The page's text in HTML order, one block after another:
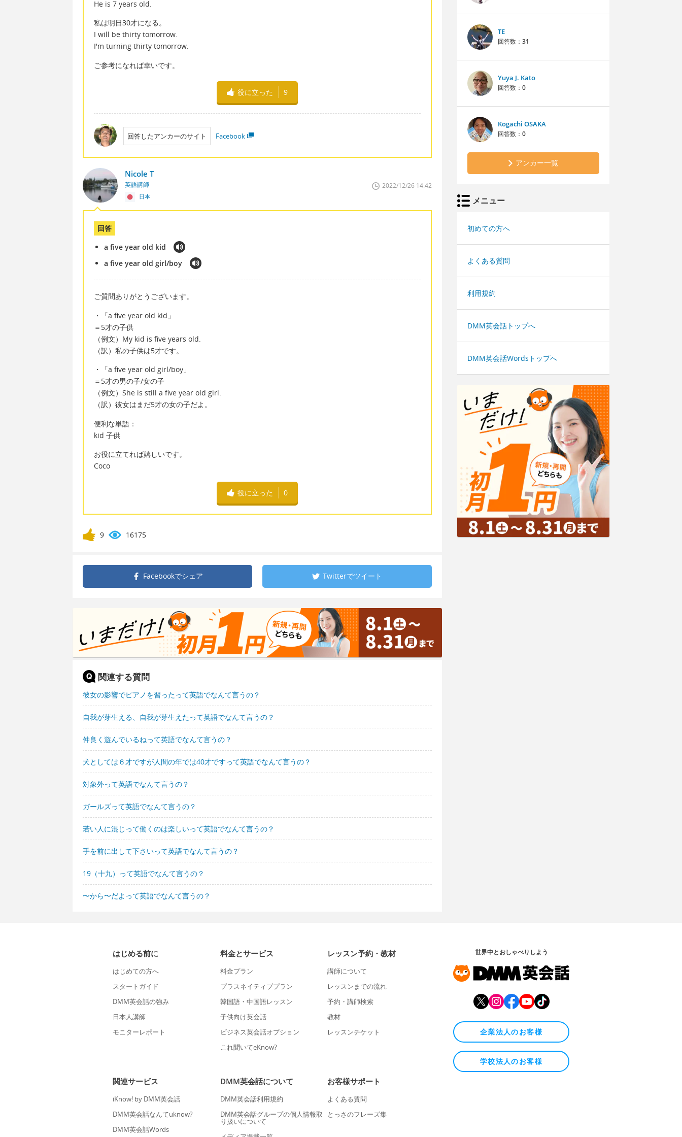
He is 7 years old.
私は明日30才になる。
I will be thirty tomorrow.
I'm turning thirty tomorrow.
ご参考になれば幸いです。
役に立った 9
回答したアンカーのサイト Facebook
Nicole T
英語講師
日本
2022/12/26 14:42
回答
a five year old kid
a five year old girl/boy
ご質問ありがとうございます。
・「a five year old kid」
＝5才の子供
（例文）My kid is five years old.
（訳）私の子供は5才です。
・「a five year old girl/boy」
＝5才の男の子/女の子
（例文）She is still a five year old girl.
（訳）彼女はまだ5才の女の子だよ。
便利な単語：
kid 子供
お役に立てれば嬉しいです。
Coco
役に立った 0
9 16175
Facebookでシェア Twitterでツイート
関連する質問
彼女の影響でピアノを習ったって英語でなんて言うの？
自我が芽生える、自我が芽生えたって英語でなんて言うの？
仲良く遊んでいるねって英語でなんて言うの？
犬としては６才ですが人間の年では40才ですって英語でなんて言うの？
対象外って英語でなんて言うの？
ガールズって英語でなんて言うの？
若い人に混じって働くのは楽しいって英語でなんて言うの？
手を前に出して下さいって英語でなんて言うの？
19（十九）って英語でなんて言うの？
〜から〜だよって英語でなんて言うの？
TE
回答数： 31
Yuya J. Kato
回答数： 0
Kogachi OSAKA
回答数： 0
アンカー一覧
メニュー
初めての方へ
よくある質問
利用規約
DMM英会話トップへ
DMM英会話Wordsトップへ
はじめる前に
はじめての方へ
スタートガイド
DMM英会話の強み
日本人講師
モニターレポート
料金とサービス
料金プラン
プラスネイティブプラン
韓国語・中国語レッスン
子供向け英会話
ビジネス英会話オプション
これ聞いてeKnow?
レッスン予約・教材
講師について
レッスンまでの流れ
予約・講師検索
教材
レッスンチケット
関連サービス
iKnow! by DMM英会話
DMM英会話なんてuknow?
DMM英会話Words
DMM英会話について
DMM英会話利用規約
DMM英会話グループの個人情報取
り扱いについて
お客様サポート
よくある質問
とっさのフレーズ集
世界中とおしゃべりしよう
企業法人のお客様
学校法人のお客様